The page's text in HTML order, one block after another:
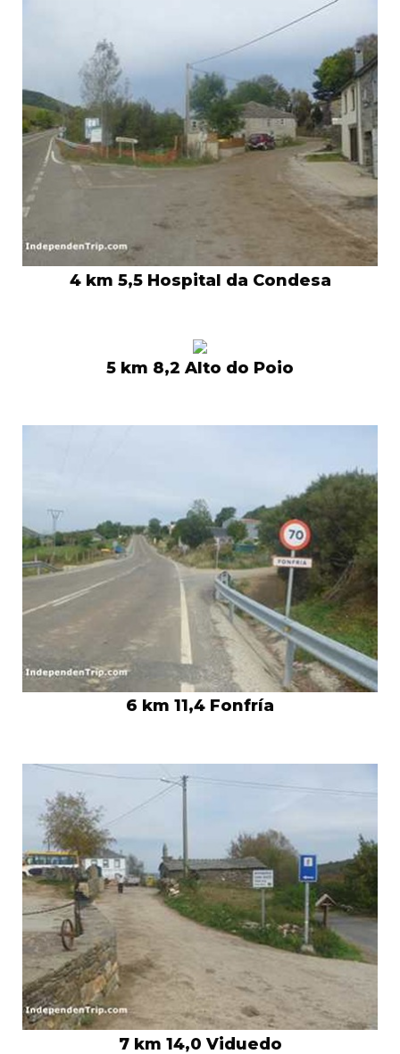
4 km 5,5 Hospital da Condesa
5 km 8,2 Alto do Poio
6 km 11,4 Fonfría
7 km 14,0 Viduedo